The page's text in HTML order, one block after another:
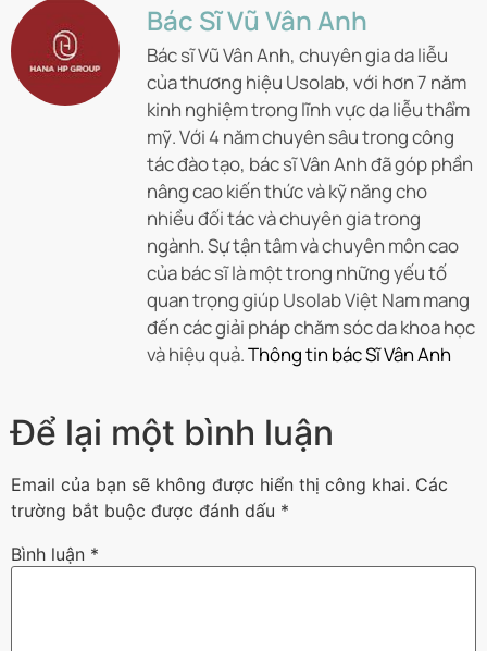
Bác Sĩ Vũ Vân Anh
Bác sĩ Vũ Vân Anh, chuyên gia da liễu
của thương hiệu Usolab, với hơn 7 năm
kinh nghiệm trong lĩnh vực da liễu thẩm
mỹ. Với 4 năm chuyên sâu trong công
tác đào tạo, bác sĩ Vân Anh đã góp phần
nâng cao kiến thức và kỹ năng cho
nhiều đối tác và chuyên gia trong
ngành. Sự tận tâm và chuyên môn cao
của bác sĩ là một trong những yếu tố
quan trọng giúp Usolab Việt Nam mang
đến các giải pháp chăm sóc da khoa học
và hiệu quả.Thông tin bác Sĩ Vân Anh
Để lại một bình luận
Email của bạn sẽ không được hiển thị công khai. Các
trường bắt buộc được đánh dấu *
Bình luận *